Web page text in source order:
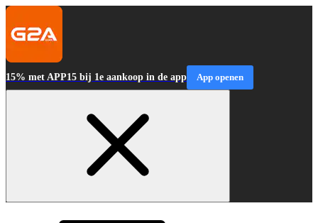
15% met APP15 bij 1e aankoop in de app App openen